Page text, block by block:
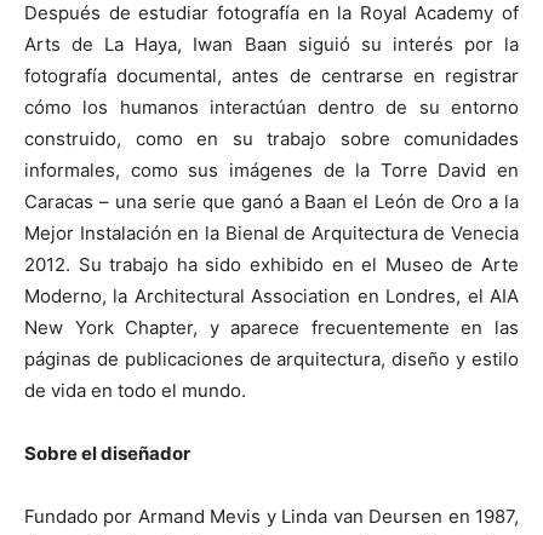
Después de estudiar fotografía en la Royal Academy of
Arts de La Haya, Iwan Baan siguió su interés por la
fotografía documental, antes de centrarse en registrar
cómo los humanos interactúan dentro de su entorno
construido, como en su trabajo sobre comunidades
informales, como sus imágenes de la Torre David en
Caracas – una serie que ganó a Baan el León de Oro a la
Mejor Instalación en la Bienal de Arquitectura de Venecia
2012. Su trabajo ha sido exhibido en el Museo de Arte
Moderno, la Architectural Association en Londres, el AIA
New York Chapter, y aparece frecuentemente en las
páginas de publicaciones de arquitectura, diseño y estilo
de vida en todo el mundo.
Sobre el diseñador
Fundado por Armand Mevis y Linda van Deursen en 1987,